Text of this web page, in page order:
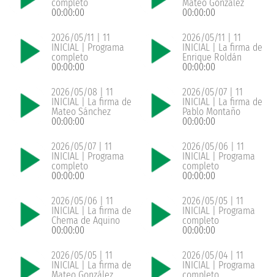
completo
00:00:00
Mateo González
00:00:00
2026/05/11 | 11
INICIAL | Programa
completo
00:00:00
2026/05/11 | 11
INICIAL | La firma de
Enrique Roldán
00:00:00
2026/05/08 | 11
INICIAL | La firma de
Mateo Sánchez
00:00:00
2026/05/07 | 11
INICIAL | La firma de
Pablo Montaño
00:00:00
2026/05/07 | 11
INICIAL | Programa
completo
00:00:00
2026/05/06 | 11
INICIAL | Programa
completo
00:00:00
2026/05/06 | 11
INICIAL | La firma de
Chema de Aquino
00:00:00
2026/05/05 | 11
INICIAL | Programa
completo
00:00:00
2026/05/05 | 11
INICIAL | La firma de
2026/05/04 | 11
INICIAL | Programa